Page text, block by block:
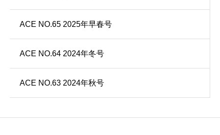
ACE NO.65 2025年早春号
ACE NO.64 2024年冬号
ACE NO.63 2024年秋号